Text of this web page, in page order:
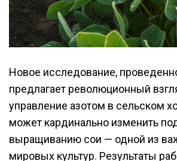
Новое исследование,
предлагает революционный
управление азотом в сельском
может кардинально изменить
выращиванию сои — одной из
мировых культур. Результаты